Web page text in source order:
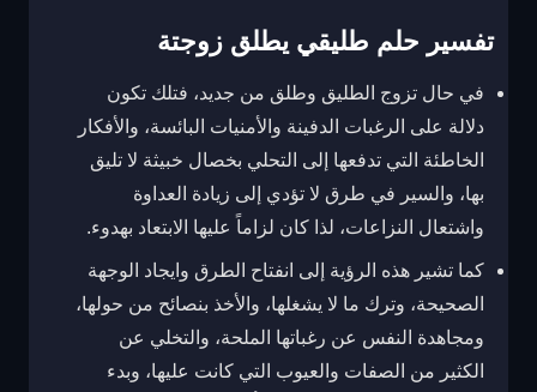
تفسير حلم طليقي يطلق زوجتة
في حال تزوج الطليق وطلق من جديد، فتلك تكون
دلالة على الرغبات الدفينة والأمنيات البائسة، والأفكار
الخاطئة التي تدفعها إلى التحلي بخصال خبيثة لا تليق
بها، والسير في طرق لا تؤدي إلى زيادة العداوة
واشتعال النزاعات، لذا كان لزاماً عليها الابتعاد بهدوء.
كما تشير هذه الرؤية إلى انفتاح الطرق وايجاد الوجهة
الصحيحة، وترك ما لا يشغلها، والأخذ بنصائح من حولها،
ومجاهدة النفس عن رغباتها الملحة، والتخلي عن
الكثير من الصفات والعيوب التي كانت عليها، وبدء